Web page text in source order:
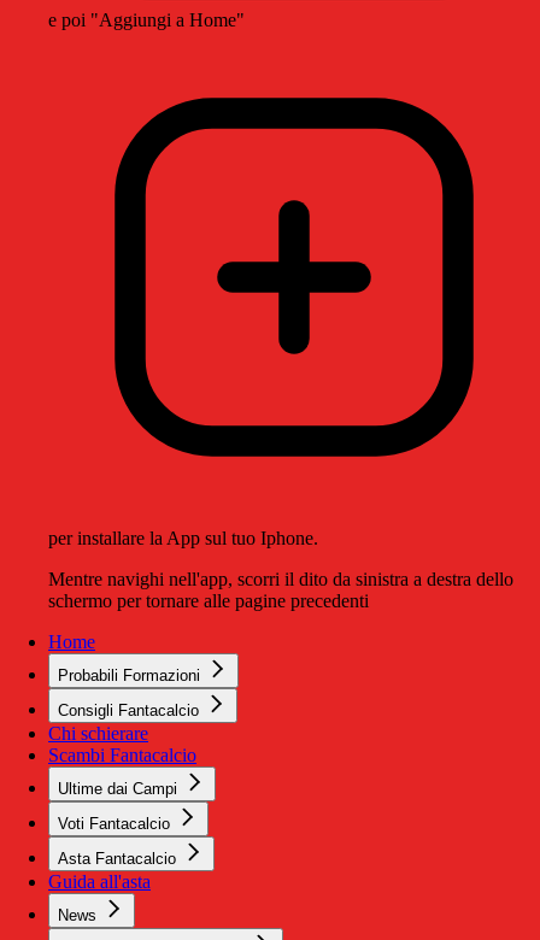
e poi "Aggiungi a Home"
per installare la App sul tuo Iphone.
Mentre navighi nell'app, scorri il dito da sinistra a destra dello
schermo per tornare alle pagine precedenti
Home
Probabili Formazioni
Consigli Fantacalcio
Chi schierare
Scambi Fantacalcio
Ultime dai Campi
Voti Fantacalcio
Asta Fantacalcio
Guida all'asta
News